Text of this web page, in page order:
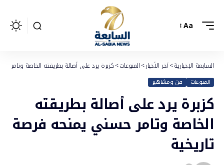
Aa
السابعة الإخبارية>آخر الأخبار>المنوعات>كزبرة يرد على أصالة بطريقته الخاصة وتامر
المنوعات فن ومشاهير
كزبرة يرد على أصالة بطريقته
الخاصة وتامر حسني يمنحه فرصة
تاريخية